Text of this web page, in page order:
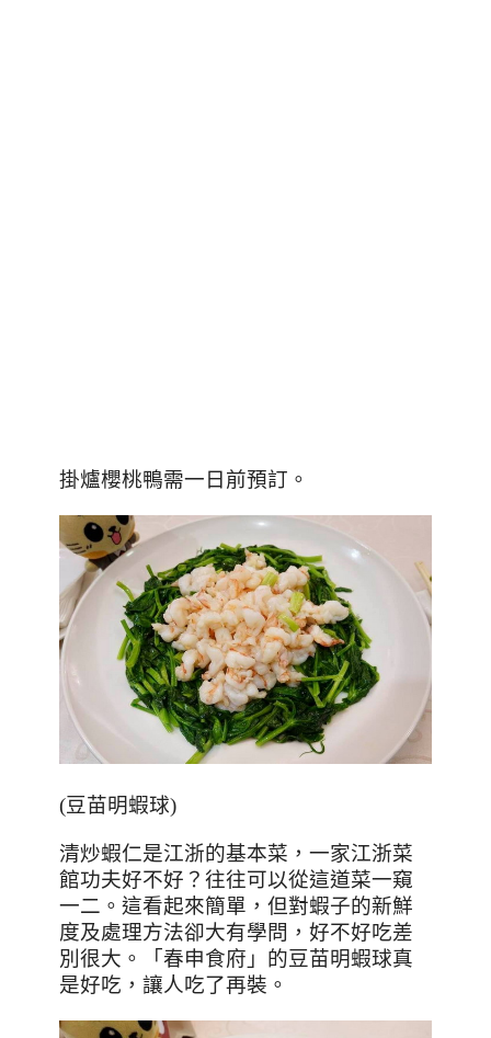
掛爐櫻桃鴨需一日前預訂。
(豆苗明蝦球)
清炒蝦仁是江浙的基本菜，一家江浙菜
館功夫好不好？往往可以從這道菜一窺
一二。這看起來簡單，但對蝦子的新鮮
度及處理方法卻大有學問，好不好吃差
別很大。「春申食府」的豆苗明蝦球真
是好吃，讓人吃了再裝。